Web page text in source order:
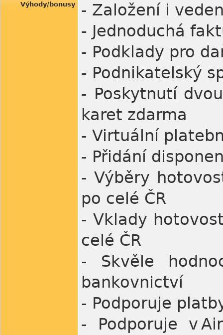
Výhody/bonusy
- Založení i
- Jednoduchá
- Podklady pro
- Podnikatelský
- Poskytnutí
karet zdarma
- Virtuální
- Přidání
- Výběry
po celé ČR
- Vklady
celé ČR
- Skvěle
bankovnictví
- Podporuje
- Podporuje v